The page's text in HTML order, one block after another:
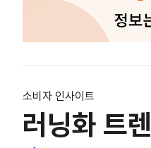
소비자 인사이트
러닝화 트